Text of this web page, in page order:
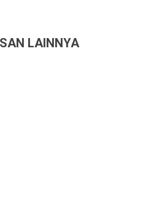
LAINNYA